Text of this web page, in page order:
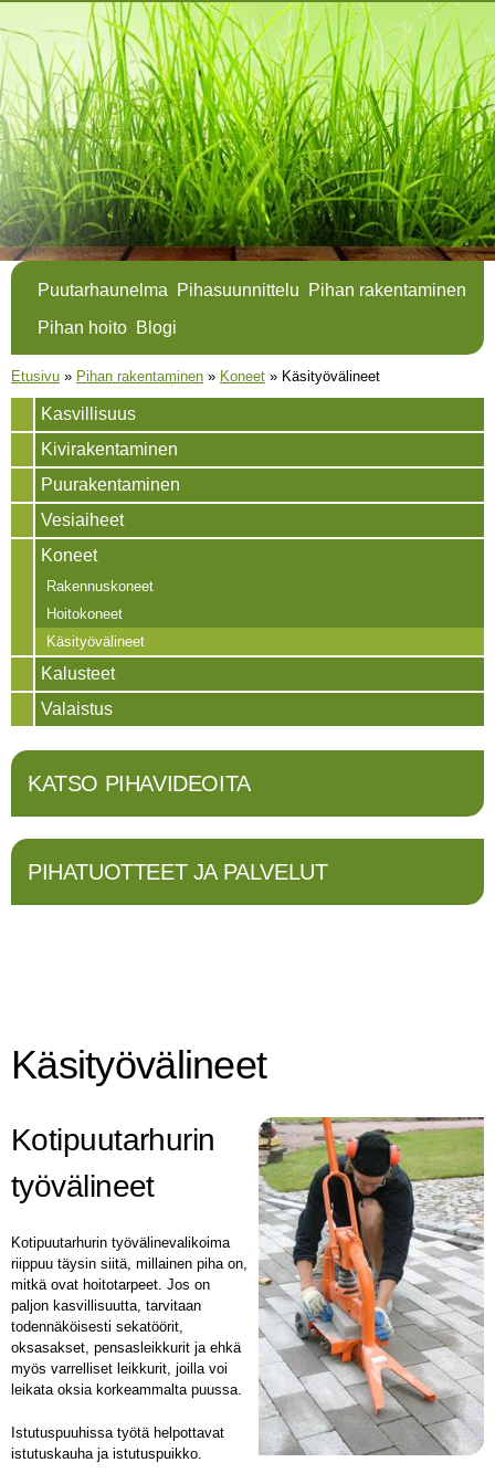
Hyppää
pääsisältöön
Puutarhaunelma Pihasuunnittelu
Pihan rakentaminen
Pihan hoito Blogi
Olet täällä
Etusivu » Pihan rakentaminen » Koneet » Käsityövälineet
Kasvillisuus
Kivirakentaminen
Puurakentaminen
Vesiaiheet
Koneet
Rakennuskoneet
Hoitokoneet
Käsityövälineet
Kalusteet
Valaistus
KATSO PIHAVIDEOITA
PIHATUOTTEET JA PALVELUT
Käsityövälineet
Kotipuutarhurin
työvälineet
Kotipuutarhurin työvälinevalikoima
riippuu täysin siitä, millainen piha on,
mitkä ovat hoitotarpeet. Jos on
paljon kasvillisuutta, tarvitaan
todennäköisesti sekatöörit,
oksasakset, pensasleikkurit ja ehkä
myös varrelliset leikkurit, joilla voi
leikata oksia korkeammalta puussa.
Istutuspuuhissa työtä helpottavat
istutuskauha ja istutuspuikko.